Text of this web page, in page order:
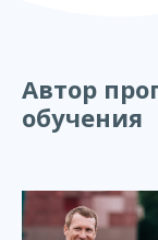
Автор
обучения